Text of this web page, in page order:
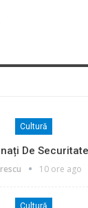
Cultură
De
10 ore ago
Cultură